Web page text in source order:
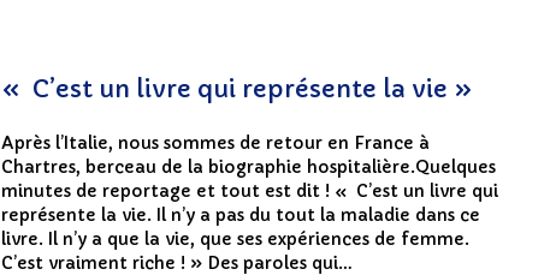
« C’est un livre qui représente la vie »
Après l’Italie, nous sommes de retour en France à
Chartres, berceau de la biographie hospitalière.Quelques
minutes de reportage et tout est dit ! « C’est un livre qui
représente la vie. Il n’y a pas du tout la maladie dans ce
livre. Il n’y a que la vie, que ses expériences de femme.
C’est vraiment riche ! » Des paroles qui…